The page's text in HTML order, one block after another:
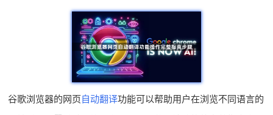
谷歌浏览器的网页自动翻译功能可以帮助用户在浏览不同语言的